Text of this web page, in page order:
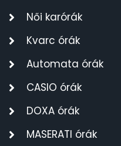
Női karórák
Kvarc órák
Automata órák
CASIO órák
DOXA órák
MASERATI órák